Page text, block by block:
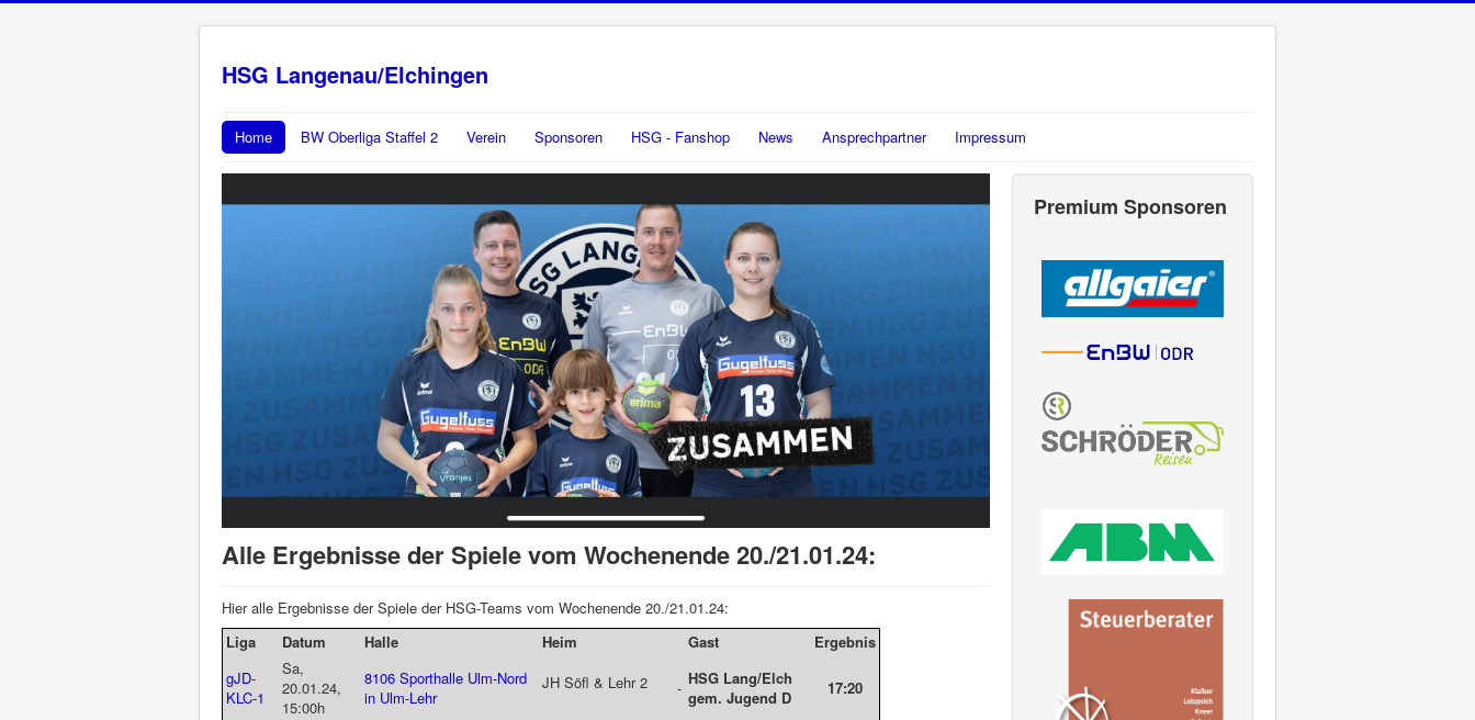
HSG Langenau/Elchingen
Home BW Oberliga Staffel 2 Verein Sponsoren HSG - Fanshop News Ansprechpartner Impressum
Alle Ergebnisse der Spiele vom Wochenende 20./21.01.24:
Hier alle Ergebnisse der Spiele der HSG-Teams vom Wochenende 20./21.01.24:
Liga
Datum Halle Heim Gast
Ergebnis
gJD-
KLC-1
Sa,
20.01.24,
15:00h
8106 Sporthalle Ulm-Nord
in Ulm-Lehr
JH Söfl & Lehr 2 - HSG Lang/Elch
gem. Jugend D 17:20
Premium Sponsoren